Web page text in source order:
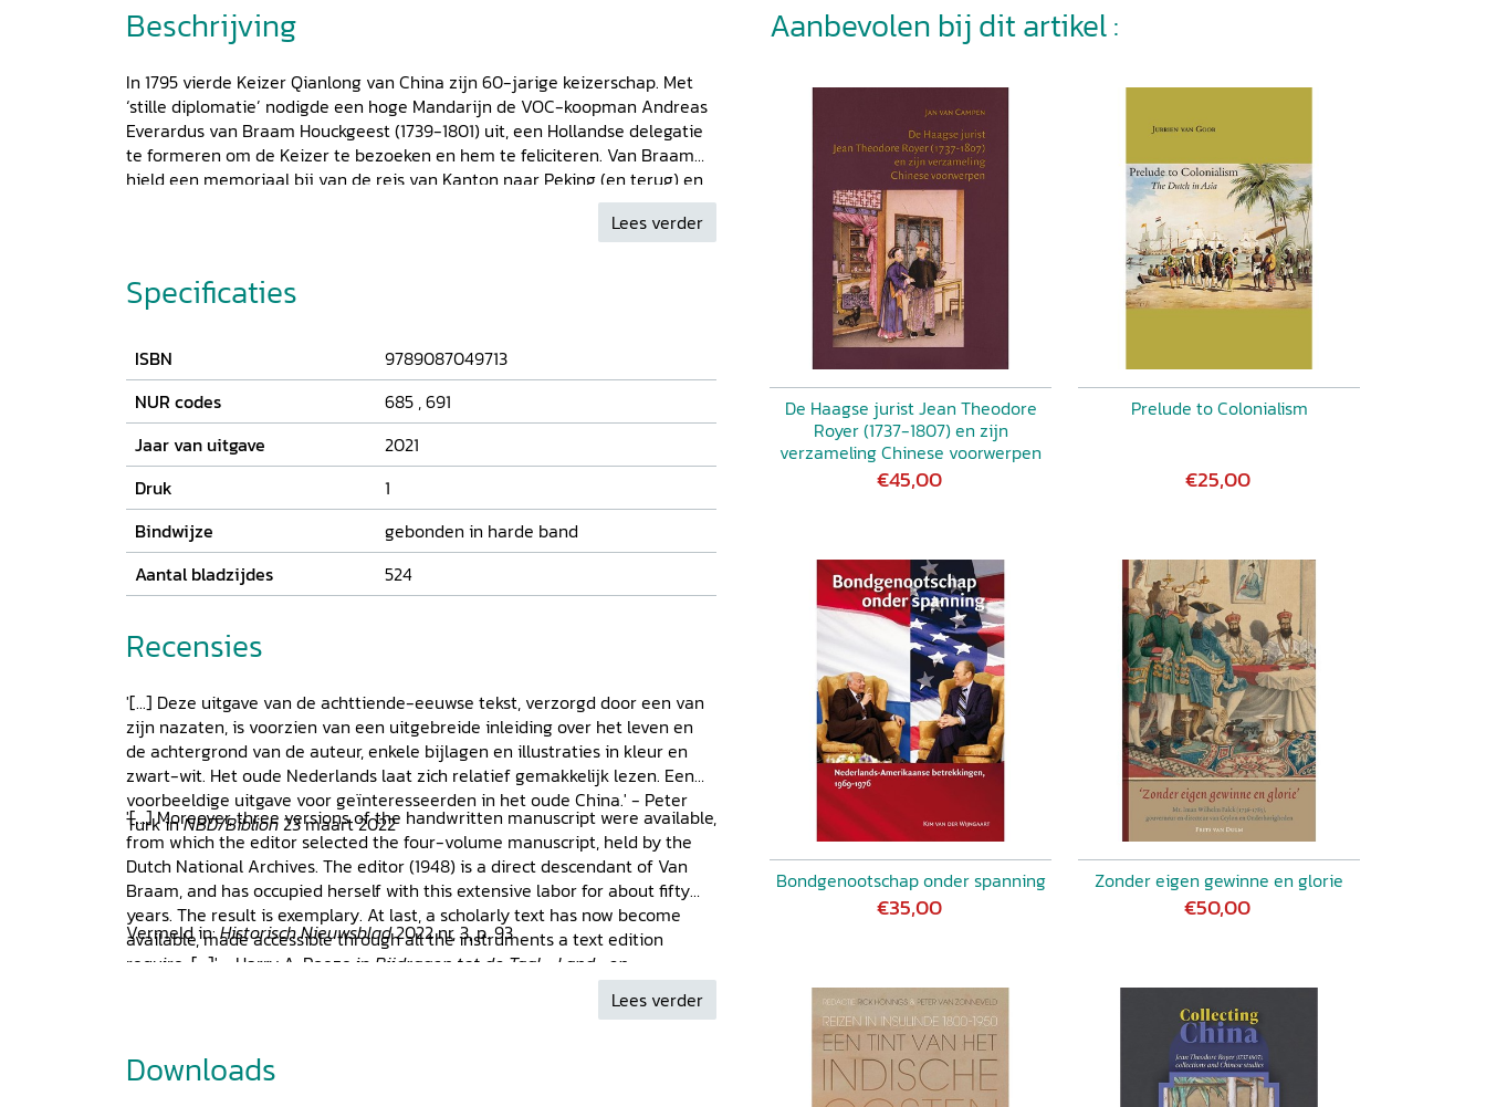
Beschrijving
In 1795 vierde Keizer Qianlong van China zijn 60-jarige keizerschap. Met
‘stille diplomatie’ nodigde een hoge Mandarijn de VOC-koopman Andreas
Everardus van Braam Houckgeest (1739-1801) uit, een Hollandse delegatie
te formeren om de Keizer te bezoeken en hem te feliciteren. Van Braam
hield een memoriaal bij van de reis van Kanton naar Peking (en terug) en
het verblijf aan het hof. Het memoriaal is bewaard gebleven, dit boek
bevat de eerste complete transcriptie. In zijn memoriaal heeft Van Braam
opgeschreven. Het was een lange en afmattende reis, maar zo bijzonder
en interessant, dat je de vele ontberingen en schoonheden haast aan den
ontvangen. De Keizer was erg te spreken over het gedrag van de
Hollanders. Hij liet hen gebouwen, paleizen, privévertrekken en tuinen
bezichtigen, waar nog geen enkele vreemdeling had mogen komen.
Lees verder
Specificaties
ISBN
9789087049713
NUR codes
685 ,691
Jaar van uitgave
2021
Druk
1
Bindwijze
gebonden in harde band
Aantal bladzijdes
524
Recensies
'[...] Deze uitgave van de achttiende-eeuwse tekst, verzorgd door een van
zijn nazaten, is voorzien van een uitgebreide inleiding over het leven en
de achtergrond van de auteur, enkele bijlagen en illustraties in kleur en
zwart-wit. Het oude Nederlands laat zich relatief gemakkelijk lezen. Een
voorbeeldige uitgave voor geïnteresseerden in het oude China.' - Peter
Turk inNBD/Biblion23 maart 2022
'[...] Moreover, three versions of the handwritten manuscript were available,
from which the editor selected the four-volume manuscript, held by the
Dutch National Archives. The editor (1948) is a direct descendant of Van
Braam, and has occupied herself with this extensive labor for about fifty
years. The result is exemplary. At last, a scholarly text has now become
available, made accessible through all the instruments a text edition
require. [...]' - Harry A. Poeze in Bijdragen tot de Taal-, Land- en
Vermeld in:Historisch Nieuwsblad2022 nr, 3, p. 93
Lees verder
Downloads
Aanbevolen bij dit artikel :
De Haagse jurist Jean Theodore
Royer (1737-1807) en zijn
verzameling Chinese voorwerpen
€45,00
Prelude to Colonialism
€25,00
Bondgenootschap onder spanning
€35,00
Zonder eigen gewinne en glorie
€50,00